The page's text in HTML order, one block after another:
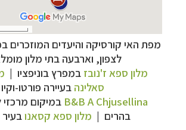
מפת האי קורסיקה והיעדים המוזכרים
לצפון, וארבעה בתי מלון
מלון ספא ז'נובז במפרץ בוניפציו |
סאלינה בעיירה פורטו-וקיו
B&B A Chjusellina במיקום מרכזי
בהרים | מלון ספא קסאנובעיר
טיולי אקטיב - אופניים, שייט
יעדים »
תכנון טיולים לצפון אמריקהלחצו
קרוזים והפלגות נופש
לחצו